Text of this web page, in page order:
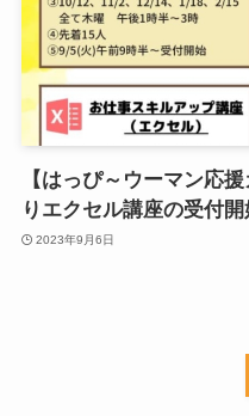
【はっぴ～ウーマン応
りエクセル講座の受付開
2023年9月6日